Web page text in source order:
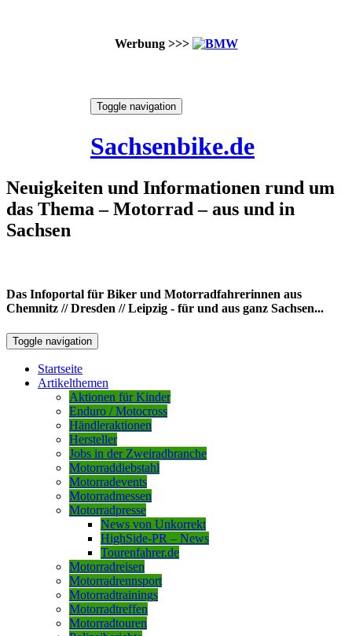
Werbung >>>
Toggle navigation
Sachsenbike.de
Neuigkeiten und Informationen rund um
das Thema – Motorrad – aus und in
Sachsen
Das Infoportal für Biker und Motorradfahrerinnen aus
Chemnitz // Dresden // Leipzig - für und aus ganz Sachsen...
Toggle navigation
Startseite
Artikelthemen
Aktionen für Kinder
Enduro / Motocross
Händleraktionen
Hersteller
Jobs in der Zweiradbranche
Motorraddiebstahl
Motorradevents
Motorradmessen
Motorradpresse
News von Unkorrekt
HighSide-PR – News
Tourenfahrer.de
Motorradreisen
Motorradrennsport
Motorradtrainings
Motorradtreffen
Motorradtouren